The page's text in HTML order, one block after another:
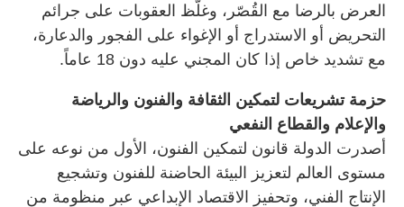
العرض بالرضا مع القُصّر، وغلّظ العقوبات على جرائم
التحريض أو الاستدراج أو الإغواء على الفجور والدعارة،
مع تشديد خاص إذا كان المجني عليه دون 18 عاماً.
حزمة تشريعات لتمكين الثقافة والفنون والرياضة
والإعلام والقطاع النفعي
أصدرت الدولة قانون لتمكين الفنون، الأول من نوعه على
مستوى العالم لتعزيز البيئة الحاضنة للفنون وتشجيع
الإنتاج الفني، وتحفيز الاقتصاد الإبداعي عبر منظومة من